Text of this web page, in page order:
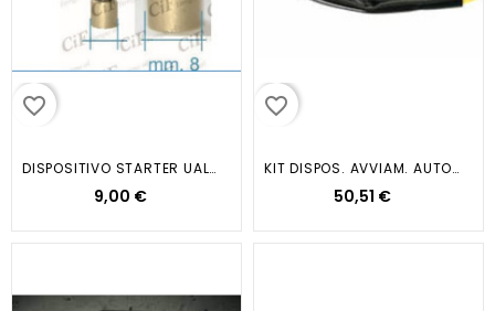
favorite_border
DISPOSITIVO STARTER UALE X...
9,00 €
favorite_border
KIT DISPOS. AVVIAM. AUTOM.
50,51 €